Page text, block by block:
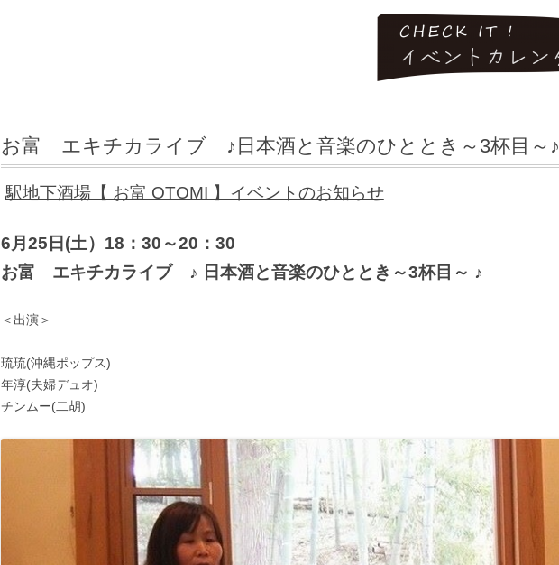
ン
ス
キ
お富 エキチカライブ ♪日本酒と音楽のひととき～3杯目～♪
駅地下酒場【 お富 OTOMI 】イベントのお知らせ
6月25日(土）18：30～20：30
お富 エキチカライブ
♪ 日本酒と音楽のひととき～3杯目～ ♪
＜出演＞
琉琉(沖縄ポップス)
年淳(夫婦デュオ)
チンムー(二胡)